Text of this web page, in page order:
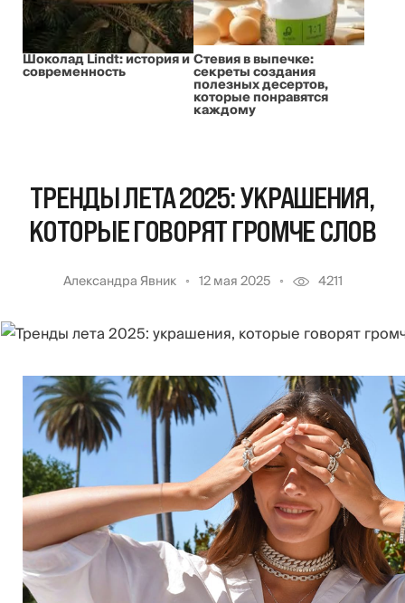
Шоколад Lindt: история и
современность
Стевия в выпечке:
секреты создания
полезных десертов,
которые понравятся
каждому
ТРЕНДЫ ЛЕТА 2025: УКРАШЕНИЯ,
КОТОРЫЕ ГОВОРЯТ ГРОМЧЕ СЛОВ
Александра Явник 12 мая 2025 4211